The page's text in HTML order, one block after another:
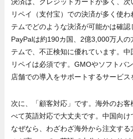
決済は、クレジットカードが多く、
リペイ（支付宝）での決済が多く使
テムでどのような決済が可能かは確認
PayPalは約190カ国、2億3,000万人の
テムで、不正検知に優れています。
リペイは必須です。GMOやソフトバ
店舗での導入をサポートするサービス
次に、「顧客対応」です。海外のお
べて英語対応で大丈夫です。中国向け
なぜなら、わざわざ海外から注文す